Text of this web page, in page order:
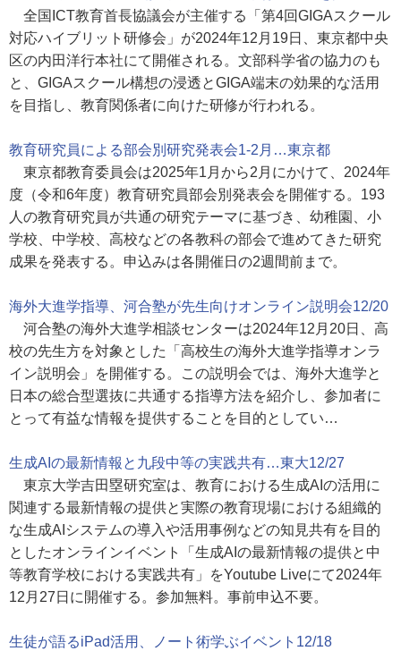
全国ICT教育首長協議会が主催する「第4回GIGAスクール
対応ハイブリット研修会」が2024年12月19日、東京都中央
区の内田洋行本社にて開催される。文部科学省の協力のも
と、GIGAスクール構想の浸透とGIGA端末の効果的な活用
を目指し、教育関係者に向けた研修が行われる。
教育研究員による部会別研究発表会1-2月…東京都
東京都教育委員会は2025年1月から2月にかけて、2024年
度（令和6年度）教育研究員部会別発表会を開催する。193
人の教育研究員が共通の研究テーマに基づき、幼稚園、小
学校、中学校、高校などの各教科の部会で進めてきた研究
成果を発表する。申込みは各開催日の2週間前まで。
海外大進学指導、河合塾が先生向けオンライン説明会12/20
河合塾の海外大進学相談センターは2024年12月20日、高
校の先生方を対象とした「高校生の海外大進学指導オンラ
イン説明会」を開催する。この説明会では、海外大進学と
日本の総合型選抜に共通する指導方法を紹介し、参加者に
とって有益な情報を提供することを目的としてい…
生成AIの最新情報と九段中等の実践共有…東大12/27
東京大学吉田塁研究室は、教育における生成AIの活用に
関連する最新情報の提供と実際の教育現場における組織的
な生成AIシステムの導入や活用事例などの知見共有を目的
としたオンラインイベント「生成AIの最新情報の提供と中
等教育学校における実践共有」をYoutube Liveにて2024年
12月27日に開催する。参加無料。事前申込不要。
生徒が語るiPad活用、ノート術学ぶイベント12/18